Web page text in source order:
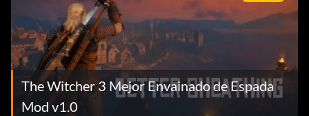
The Witcher 3 Mejor Envainado de Espada
Mod v1.0